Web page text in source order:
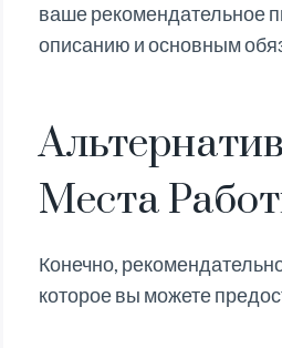
ваше рекомендательное
описанию и основным
Места
Конечно,
которое вы можете